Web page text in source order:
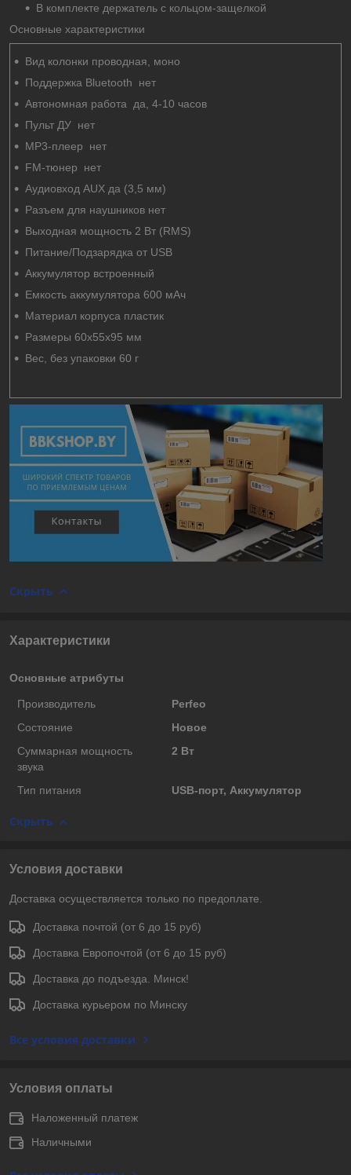
В комплекте держатель с кольцом-защелкой
Основные характеристики
Вид колонки проводная, моно
Поддержка Bluetooth нет
Автономная работа да, 4-10 часов
Пульт ДУ нет
MP3-плеер нет
FM-тюнер нет
Аудиовход AUX да (3,5 мм)
Разъем для наушников нет
Выходная мощность 2 Вт (RMS)
Питание/Подзарядка от USB
Аккумулятор встроенный
Емкость аккумулятора 600 мАч
Материал корпуса пластик
Размеры 60x55x95 мм
Вес, без упаковки 60 г
Скрыть
Характеристики
Основные атрибуты
Производитель
Perfeo
Состояние
Новое
Суммарная мощность
звука
2 Вт
Тип питания USB-порт, Аккумулятор
Скрыть
Условия доставки
Доставка осуществляется только по предоплате.
Доставка почтой (от 6 до 15 руб)
Доставка Европочтой (от 6 до 15 руб)
Доставка до подъезда. Минск!
Доставка курьером по Минску
Все условия доставки
Условия оплаты
Наложенный платеж
Наличными